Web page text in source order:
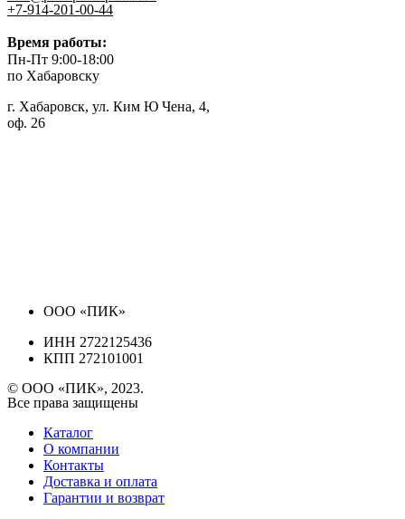
+7-914-201-00-44
Время работы:
Пн-Пт 9:00-18:00
по Хабаровску
г. Хабаровск, ул. Ким Ю Чена, 4,
оф. 26
ООО «ПИК»
ИНН 2722125436
КПП 272101001
© ООО «ПИК», 2023.
Все права защищены
Каталог
О компании
Контакты
Доставка и оплата
Гарантии и возврат